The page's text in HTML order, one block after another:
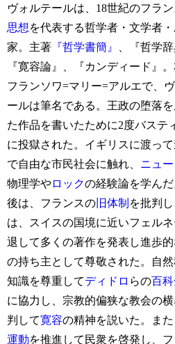
ヴォルテールは、18世紀のフラ
思想を代表する哲学者・文学者・
家。主著 『哲学書簡』
、『哲学辞
『寛容論』、『カンディード』
フランソワ=マリー=アルエで、
ールは筆名である。王政の堕落
た作品を書いたために2度バステ
に投獄された。イギリスに渡っ
で自由な市民社会に触れ、 ニュ
物理学やロックの経験論を学ん
後は、フランスの 旧体制 を批判
は、スイスの国境に近いフェル
退して多くの著作を発表し進歩
の持ち主として尊敬された。自
知識を尊重してディドロ らの百
に協力し、宗教的偏狭な教会の
判して寛容の精神を説いた。ま
運動を推進して民衆を啓発し、